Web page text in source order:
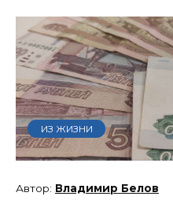
ИЗ ЖИЗНИ
Владимир Белов